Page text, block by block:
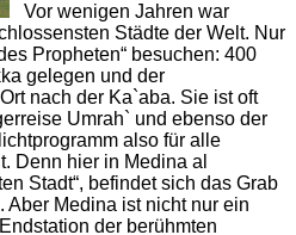
Vor wenigen Jahren war
Städte der Welt. Nur
Propheten“ besuchen: 400
gelegen und der
nach der Ka`aba. Sie ist oft
Umrah` und ebenso der
also für alle
Denn hier in Medina al
Stadt“, befindet sich das Grab
Aber Medina ist nicht nur ein
der berühmten